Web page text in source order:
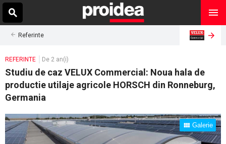
Referinte
REFERINTE De 2 an(i)
Studiu de caz VELUX Commercial: Noua hala de
productie utilaje agricole HORSCH din Ronneburg,
Germania
Galerie